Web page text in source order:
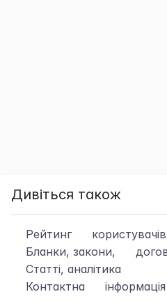
Дивіться також
Рейтинг
користувачів
Бланки, закони,
Статті, аналітика
Контактна
інформація